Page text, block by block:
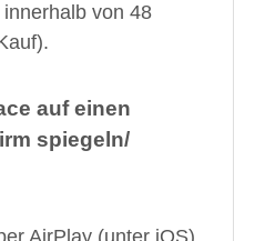
innerhalb von 48
auf einen
spiegeln/
AirPlay (unter iOS),